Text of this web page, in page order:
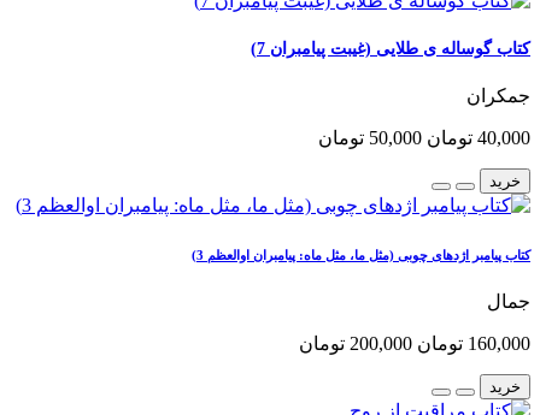
کتاب گوساله ی طلایی (غیبت پیامبران 7)
جمکران
40,000 تومان 50,000 تومان
خرید
کتاب پیامبر اژدهای چوبی (مثل ما، مثل ماه: پیامبران اوالعظم 3)
جمال
160,000 تومان 200,000 تومان
خرید